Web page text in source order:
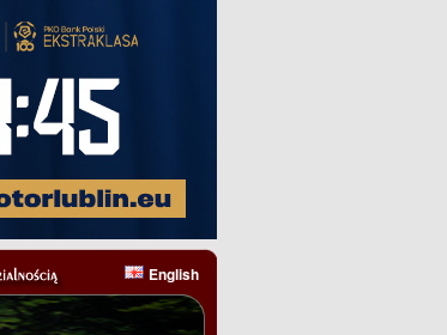
English